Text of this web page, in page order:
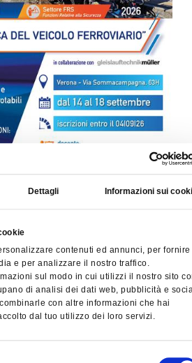
Dettagli Informazioni sui
contenuti ed annunci, per fornire
e per analizzare il nostro traffico.
sul modo in cui utilizzi il nostro sito
di analisi dei dati web, pubblicità e
con altre informazioni che hai
dal tuo utilizzo dei loro servizi.
an Manager,
Ausbilder/innen im
und -
Kurs umfasst 11 Module